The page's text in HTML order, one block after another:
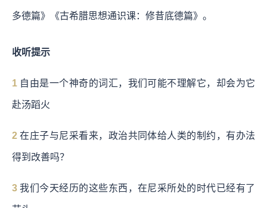
多德篇》《古希腊思想通识课：修昔底德篇》。
收听提示
1 自由是一个神奇的词汇，我们可能不理解它，却会为它
赴汤蹈火
2 在庄子与尼采看来，政治共同体给人类的制约，有办法
得到改善吗？
3 我们今天经历的这些东西，在尼采所处的时代已经有了